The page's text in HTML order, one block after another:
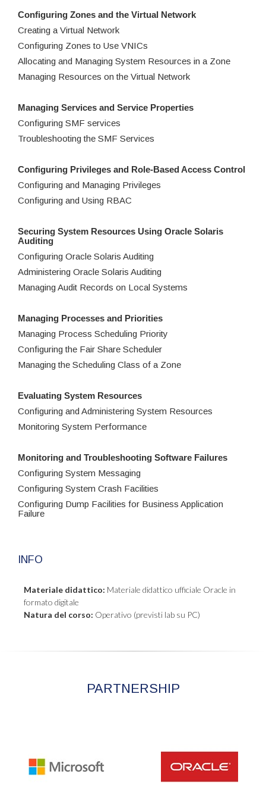
Configuring Zones and the Virtual Network
Creating a Virtual Network
Configuring Zones to Use VNICs
Allocating and Managing System Resources in a Zone
Managing Resources on the Virtual Network
Managing Services and Service Properties
Configuring SMF services
Troubleshooting the SMF Services
Configuring Privileges and Role-Based Access Control
Configuring and Managing Privileges
Configuring and Using RBAC
Securing System Resources Using Oracle Solaris
Auditing
Configuring Oracle Solaris Auditing
Administering Oracle Solaris Auditing
Managing Audit Records on Local Systems
Managing Processes and Priorities
Managing Process Scheduling Priority
Configuring the Fair Share Scheduler
Managing the Scheduling Class of a Zone
Evaluating System Resources
Configuring and Administering System Resources
Monitoring System Performance
Monitoring and Troubleshooting Software Failures
Configuring System Messaging
Configuring System Crash Facilities
Configuring Dump Facilities for Business Application
Failure
INFO
Materiale didattico: Materiale didattico ufficiale Oracle in
formato digitale
Natura del corso: Operativo (previsti lab su PC)
PARTNERSHIP